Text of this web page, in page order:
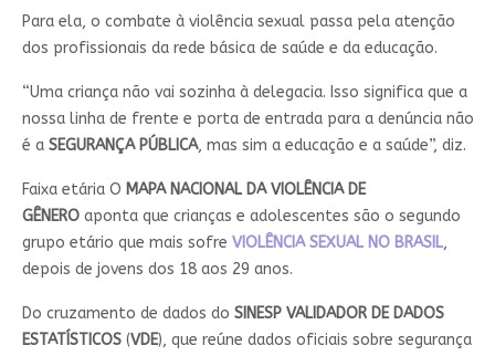
Para ela, o combate à violência sexual passa pela atenção
dos profissionais da rede básica de saúde e da educação.
“Uma criança não vai sozinha à delegacia. Isso significa que a
nossa linha de frente e porta de entrada para a denúncia não
é aSEGURANÇA PÚBLICA, mas sim a educação e a saúde”, diz.
Faixa etária O MAPA NACIONAL DA VIOLÊNCIA DE
GÊNEROaponta que crianças e adolescentes são o segundo
grupo etário que mais sofre VIOLÊNCIA SEXUAL NO BRASIL,
depois de jovens dos 18 aos 29 anos.
Do cruzamento de dados do SINESP VALIDADOR DE DADOS
ESTATÍSTICOS(VDE), que reúne dados oficiais sobre segurança